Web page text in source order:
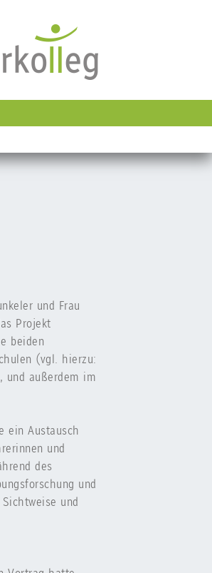
und Frau
Projekt
beiden
(vgl. hierzu:
und außerdem im
ein Austausch
und
des
und
und